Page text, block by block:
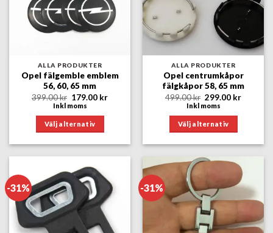
ALLA PRODUKTER
Opel fälgemble emblem
56, 60, 65 mm
399.00kr Det
ursprungliga
var:
399.00 kr.
179.00 krDet
Inkl moms
Välj alternativ
har
flera
varianter.
De
olika
ALLA PRODUKTER
Opel centrumkåpor
fälgkåpor 58, 65 mm
499.00kr Det
ursprungliga
var:
499.00 kr.
299.00 krDet
Inkl moms
Välj alternativ
produkten
flera
varianter.
De
olika
-31% -31%